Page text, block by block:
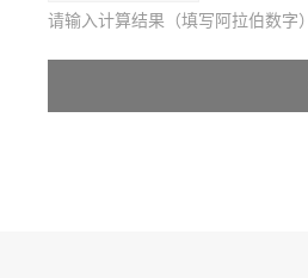
请输入计算结果（填写阿拉伯数字